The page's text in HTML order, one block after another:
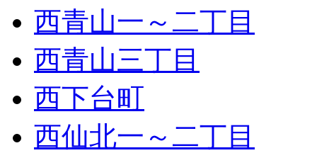
西青山一～二丁目
西青山三丁目
西下台町
西仙北一～二丁目